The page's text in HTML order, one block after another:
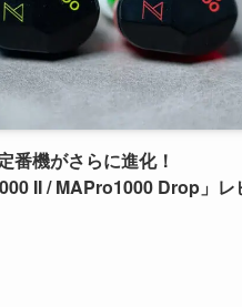
番機がさらに進化！
II / MAPro1000 Drop」レ